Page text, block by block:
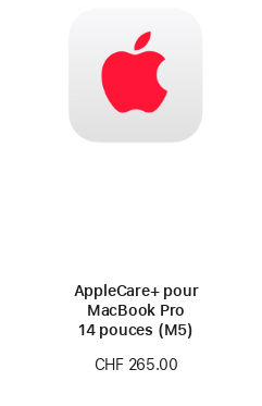
AppleCare+ pour
MacBook Pro
14 pouces (M5)
CHF 265.00